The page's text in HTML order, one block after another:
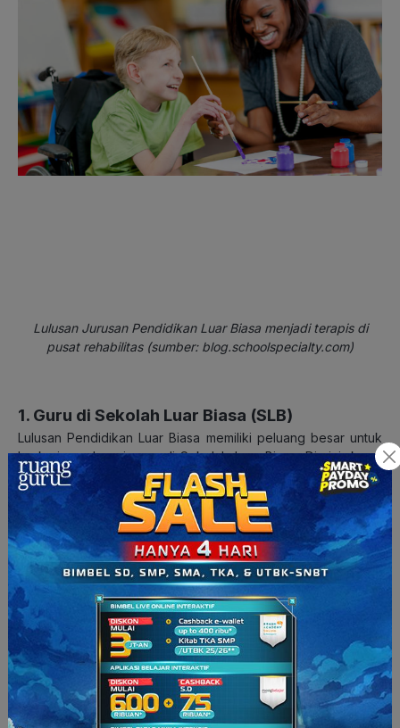
Lulusan Jurusan Pendidikan Luar Biasa menjadi terapis di
pusat rehabilitas (sumber: blog.schoolspecialty.com)
1. Guru di Sekolah Luar Biasa (SLB)
Lulusan Pendidikan Luar Biasa memiliki peluang besar untuk
berkarier sebagai guru di Sekolah Luar Biasa. Di sini, kamu
akan mengajar dan membimbing siswa dengan kebutuhan
khusus, seperti tunanetra, tunarungu, autisme, dan kondisi
Guru di SLB tidak hanya berperan dalam memberikan materi
pembelajaran, tetapi juga dalam membantu siswa
mengembangkan kemampuan sosial, emosional, dan
kemandirian.
2. Terapis di Pusat Rehabilitasi
Selain menjadi guru, lulusan Pendidikan Luar Biasa juga
berkesempatan untuk bekerja sebagai terapis di pusat